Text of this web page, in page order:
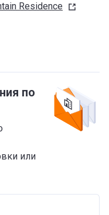
одно
расположен
автокинотеатр
имеется средняя
идти придется
Residence
по
или